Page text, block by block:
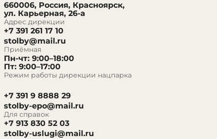
660006, Россия, Красноярск,
ул. Карьерная, 26-а
Адрес дирекции
+7 391 261 17 10
stolby@mail.ru
Приёмная
Пн-чт: 9:00–18:00
Пт: 9:00–17:00
Режим работы дирекции нацпарка
+7 391 9 8888 29
stolby-epo@mail.ru
Для справок
+7 913 830 52 03
stolby-uslugi@mail.ru